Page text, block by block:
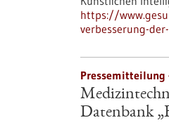
https://
verbesserung-
Pressemitteilung
Datenbank